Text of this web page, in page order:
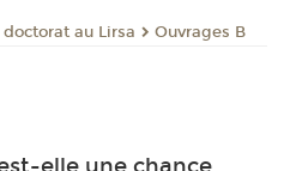
doctorat au Lirsa Ouvrages B